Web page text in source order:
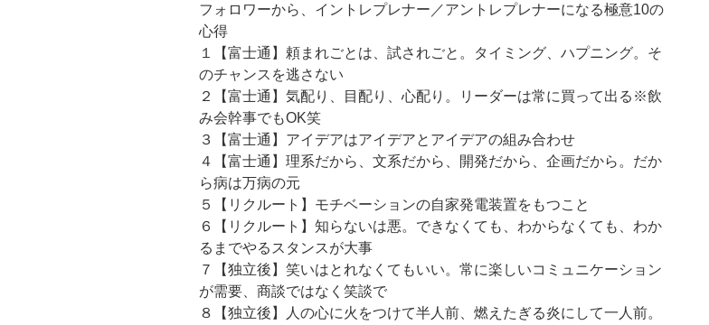
フォロワーから、イントレプレナー／アントレプレナーになる極意10の
心得
１【富士通】頼まれごとは、試されごと。タイミング、ハプニング。そ
のチャンスを逃さない
２【富士通】気配り、目配り、心配り。リーダーは常に買って出る※飲
み会幹事でもOK笑
３【富士通】アイデアはアイデアとアイデアの組み合わせ
４【富士通】理系だから、文系だから、開発だから、企画だから。だか
ら病は万病の元
５【リクルート】モチベーションの自家発電装置をもつこと
６【リクルート】知らないは悪。できなくても、わからなくても、わか
るまでやるスタンスが大事
７【独立後】笑いはとれなくてもいい。常に楽しいコミュニケーション
が需要、商談ではなく笑談で
８【独立後】人の心に火をつけて半人前、燃えたぎる炎にして一人前。